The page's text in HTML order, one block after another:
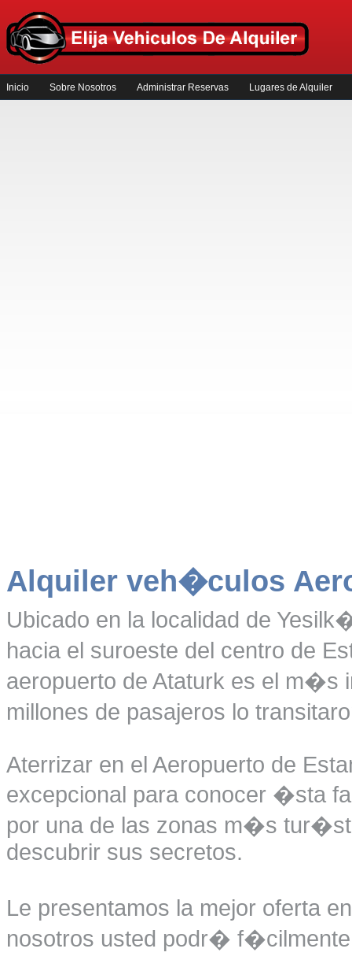
Inicio Sobre Nosotros Administrar Reservas Lugares de Alquiler
Alquiler veh�culos
Ubicado en la localidad de
hacia el suroeste del centro de
aeropuerto de Ataturk es el m�s
millones de pasajeros lo
Aterrizar en el Aeropuerto de
excepcional para conocer �sta
por una de las zonas m�s
descubrir sus secretos.
Le presentamos la mejor oferta
nosotros usted podr�